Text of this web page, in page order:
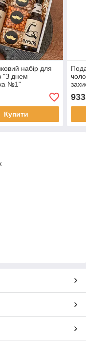
набір для
"З днем
№1"
Купити
933